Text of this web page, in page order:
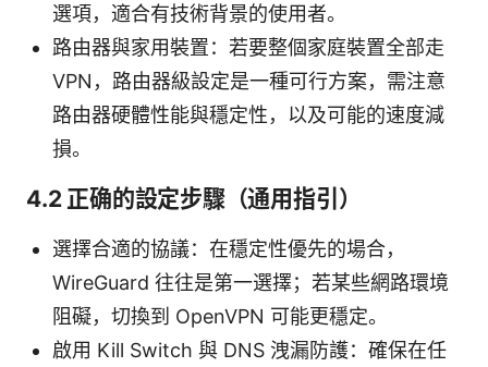
選項，適合有技術背景的使用者。
路由器與家用裝置：若要整個家庭裝置全部走
VPN，路由器級設定是一種可行方案，需注意
路由器硬體性能與穩定性，以及可能的速度減
損。
4.2 正确的設定步驟（通用指引）
選擇合適的協議：在穩定性優先的場合，
WireGuard 往往是第一選擇；若某些網路環境
阻礙，切換到 OpenVPN 可能更穩定。
啟用 Kill Switch 與 DNS 洩漏防護：確保在任